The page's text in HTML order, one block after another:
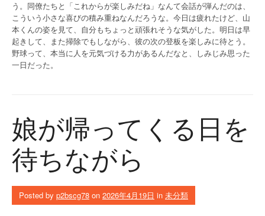
う。同僚たちと「これからが楽しみだね」なんて会話が弾んだのは、
こういう小さな喜びの積み重ねなんだろうな。今日は疲れたけど、山
本くんの姿を見て、自分もちょっと頑張れそうな気がした。明日は早
起きして、また掃除でもしながら、彼の次の登板を楽しみに待とう。
野球って、本当に人を元気づける力があるんだなと、しみじみ思った
一日だった。
娘が帰ってくる日を
待ちながら
Posted by p2bscg78 on 2026年4月19日 in 未分類